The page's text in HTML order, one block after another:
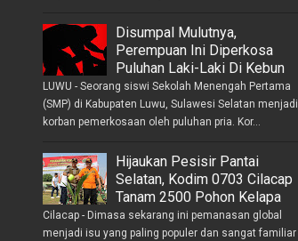
Disumpal Mulutnya,
Perempuan Ini Diperkosa
Puluhan Laki-Laki Di Kebun
LUWU - Seorang siswi Sekolah Menengah Pertama
(SMP) di Kabupaten Luwu, Sulawesi Selatan menjadi
korban pemerkosaan oleh puluhan pria. Kor...
Hijaukan Pesisir Pantai
Selatan, Kodim 0703 Cilacap
Tanam 2500 Pohon Kelapa
Cilacap - Dimasa sekarang ini pemanasan global
menjadi isu yang paling populer dan sangat familiar